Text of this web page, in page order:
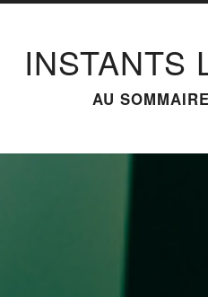
INSTANTS
AU SOMMAIRE